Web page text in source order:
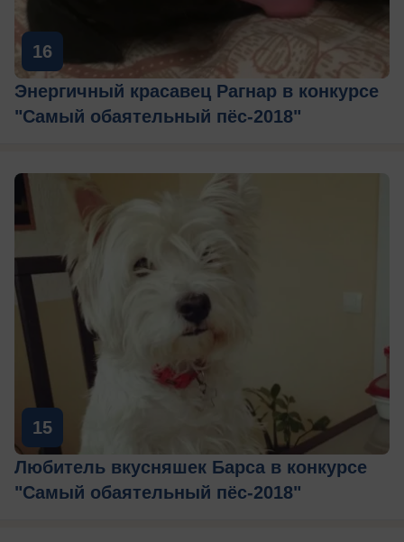
16
Энергичный красавец Рагнар в конкурсе
"Самый обаятельный пёс-2018"
15
Любитель вкусняшек Барса в конкурсе
"Самый обаятельный пёс-2018"